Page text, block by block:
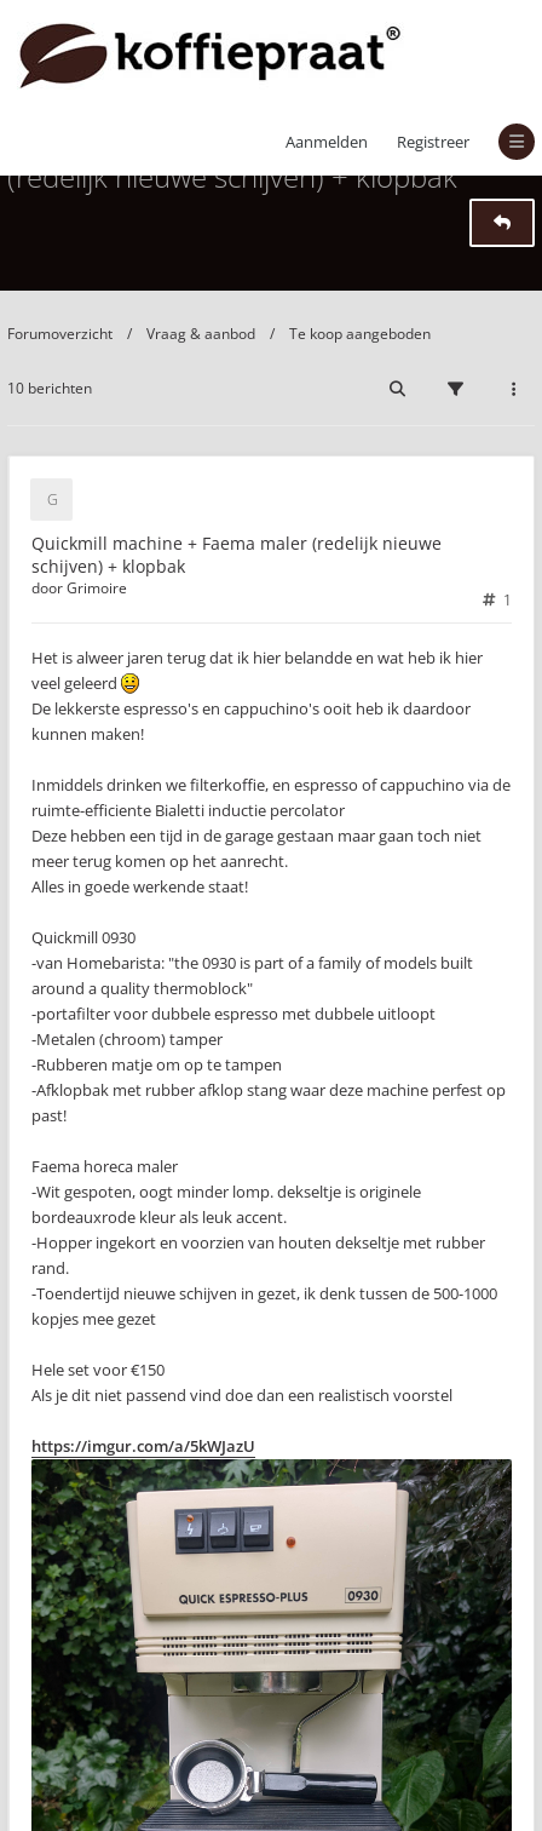
Aanmelden Registreer
Quickmill machine + Faema maler
(redelijk nieuwe schijven) + klopbak
Forumoverzicht Vraag & aanbod Te koop aangeboden
10 berichten
Quickmill machine + Faema maler (redelijk nieuwe
schijven) + klopbak
1
doorGrimoire
Het is alweer jaren terug dat ik hier belandde en wat heb ik hier
veel geleerd
De lekkerste espresso's en cappuchino's ooit heb ik daardoor
kunnen maken!
Inmiddels drinken we filterkoffie, en espresso of cappuchino via de
ruimte-efficiente Bialetti inductie percolator
Deze hebben een tijd in de garage gestaan maar gaan toch niet
meer terug komen op het aanrecht.
Alles in goede werkende staat!
Quickmill 0930
-van Homebarista: "the 0930 is part of a family of models built
around a quality thermoblock"
-portafilter voor dubbele espresso met dubbele uitloopt
-Metalen (chroom) tamper
-Rubberen matje om op te tampen
-Afklopbak met rubber afklop stang waar deze machine perfest op
past!
Faema horeca maler
-Wit gespoten, oogt minder lomp. dekseltje is originele
bordeauxrode kleur als leuk accent.
-Hopper ingekort en voorzien van houten dekseltje met rubber
rand.
-Toendertijd nieuwe schijven in gezet, ik denk tussen de 500-1000
kopjes mee gezet
Hele set voor €150
Als je dit niet passend vind doe dan een realistisch voorstel
https://imgur.com/a/5kWJazU